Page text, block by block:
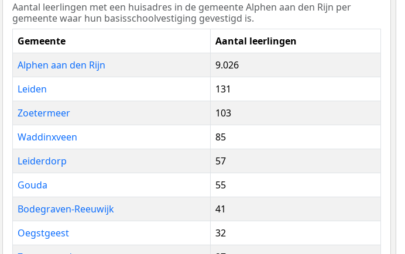
Aantal leerlingen met een huisadres in de gemeente Alphen aan den Rijn per
gemeente waar hun basisschoolvestiging gevestigd is.
Gemeente
Aantal leerlingen
Alphen aan den Rijn
9.026
Leiden
131
Zoetermeer
103
Waddinxveen
85
Leiderdorp
57
Gouda
55
Bodegraven-Reeuwijk
41
Oegstgeest
32